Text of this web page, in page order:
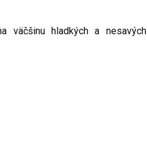
väčšinu hladkých a nesavých